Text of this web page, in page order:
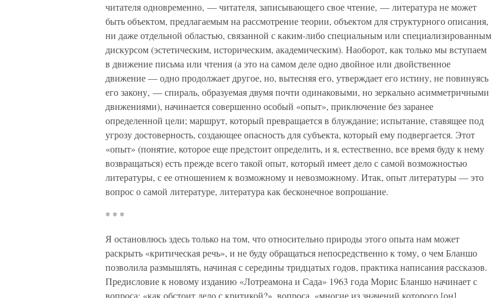
читателя одновременно, — читателя, записывающего свое чтение, — литература не может
быть объектом, предлагаемым на рассмотрение теории, объектом для структурного описания,
ни даже отдельной областью, связанной с каким-либо специальным или специализированным
дискурсом (эстетическим, историческим, академическим). Наоборот, как только мы вступаем
в движение письма или чтения (а это на самом деле одно двойное или двойственное
движение — одно продолжает другое, но, вытесняя его, утверждает его истину, не повинуясь
его закону, — спираль, образуемая двумя почти одинаковыми, но зеркально асимметричными
движениями), начинается совершенно особый «опыт», приключение без заранее
определенной цели; маршрут, который превращается в блуждание; испытание, ставящее под
угрозу достоверность, создающее опасность для субъекта, который ему подвергается. Этот
«опыт» (понятие, которое еще предстоит определить, и я, естественно, все время буду к нему
возвращаться) есть прежде всего такой опыт, который имеет дело с самой возможностью
литературы, с ее отношением к возможному и невозможному. Итак, опыт литературы — это
вопрос о самой литературе, литература как бесконечное вопрошание.
* * *
Я остановлюсь здесь только на том, что относительно природы этого опыта нам может
раскрыть «критическая речь», и не буду обращаться непосредственно к тому, о чем Бланшо
позволила размышлять, начиная с середины тридцатых годов, практика написания рассказов.
Предисловие к новому изданию «Лотреамона и Сада» 1963 года Морис Бланшо начинает с
вопроса: «как обстоит дело с критикой?», вопроса, «многие из значений которого [он]